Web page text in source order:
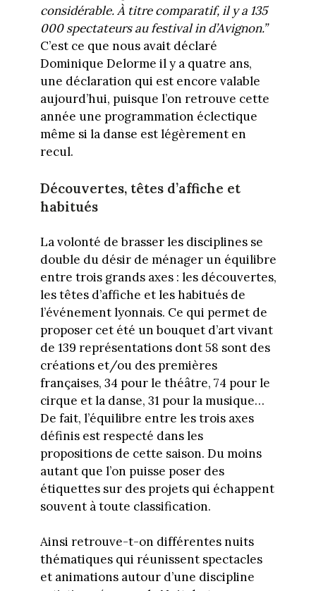
considérable. À titre comparatif, il y a 135
000 spectateurs au festival in d’Avignon.”
C’est ce que nous avait déclaré
Dominique Delorme il y a quatre ans,
une déclaration qui est encore valable
aujourd’hui, puisque l’on retrouve cette
année une programmation éclectique
même si la danse est légèrement en
recul.
Découvertes, têtes d’affiche et
habitués
La volonté de brasser les disciplines se
double du désir de ménager un équilibre
entre trois grands axes : les découvertes,
les têtes d’affiche et les habitués de
l’événement lyonnais. Ce qui permet de
proposer cet été un bouquet d’art vivant
de 139 représentations dont 58 sont des
créations et/ou des premières
françaises, 34 pour le théâtre, 74 pour le
cirque et la danse, 31 pour la musique…
De fait, l’équilibre entre les trois axes
définis est respecté dans les
propositions de cette saison. Du moins
autant que l’on puisse poser des
étiquettes sur des projets qui échappent
souvent à toute classification.
Ainsi retrouve-t-on différentes nuits
thématiques qui réunissent spectacles
et animations autour d’une discipline